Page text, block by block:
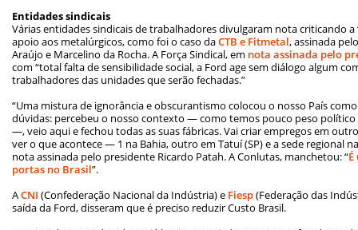
Entidades sindicais
Várias entidades sindicais de trabalhadores divulgaram nota criticando a
apoio aos metalúrgicos, como foi o caso daCTB e Fitmetal, assinada
Araújo e Marcelino da Rocha. A Força Sindical, em nota assinada pelo
com “total falta de sensibilidade social, a Ford age sem diálogo algum
trabalhadores das unidades que serão fechadas.”
“Uma mistura de ignorância e obscurantismo colocou o nosso País como
dúvidas: percebeu o nosso contexto — como temos pouco peso político
—, veio aqui e fechou todas as suas fábricas. Vai criar empregos em
ver o que acontece — 1 na Bahia, outro em Tatuí (SP) e a sede regional
nota assinada pelo presidente Ricardo Patah. A Conlutas, manchetou:“
portas no Brasil”.
ACNI (Confederação Nacional da Indústria) e Fiesp(Federação das
saída da Ford, disseram que é preciso reduzir Custo Brasil.